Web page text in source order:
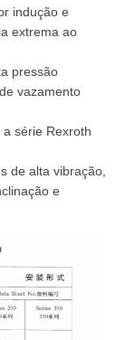
indução e
extrema ao
pressão
vazamento
série Rexroth
de alta vibração,
e